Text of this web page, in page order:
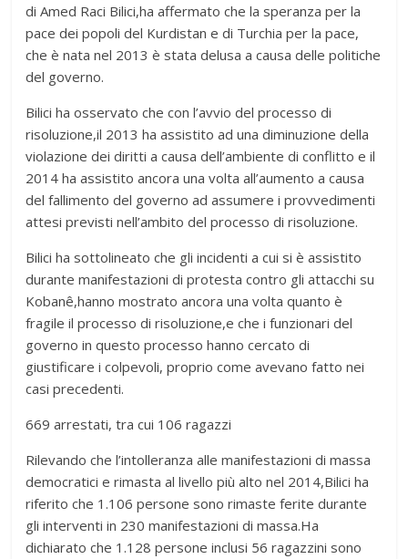
di Amed Raci Bilici,ha affermato che la speranza per la
pace dei popoli del Kurdistan e di Turchia per la pace,
che è nata nel 2013 è stata delusa a causa delle politiche
del governo.
Bilici ha osservato che con l’avvio del processo di
risoluzione,il 2013 ha assistito ad una diminuzione della
violazione dei diritti a causa dell’ambiente di conflitto e il
2014 ha assistito ancora una volta all’aumento a causa
del fallimento del governo ad assumere i provvedimenti
attesi previsti nell’ambito del processo di risoluzione.
Bilici ha sottolineato che gli incidenti a cui si è assistito
durante manifestazioni di protesta contro gli attacchi su
Kobanê,hanno mostrato ancora una volta quanto è
fragile il processo di risoluzione,e che i funzionari del
governo in questo processo hanno cercato di
giustificare i colpevoli, proprio come avevano fatto nei
casi precedenti.
669 arrestati, tra cui 106 ragazzi
Rilevando che l’intolleranza alle manifestazioni di massa
democratici e rimasta al livello più alto nel 2014,Bilici ha
riferito che 1.106 persone sono rimaste ferite durante
gli interventi in 230 manifestazioni di massa.Ha
dichiarato che 1.128 persone inclusi 56 ragazzini sono